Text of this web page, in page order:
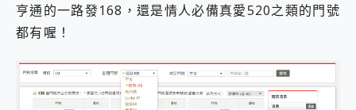
亨通的一路發168，還是情人必備真愛520之類的門號
都有喔！